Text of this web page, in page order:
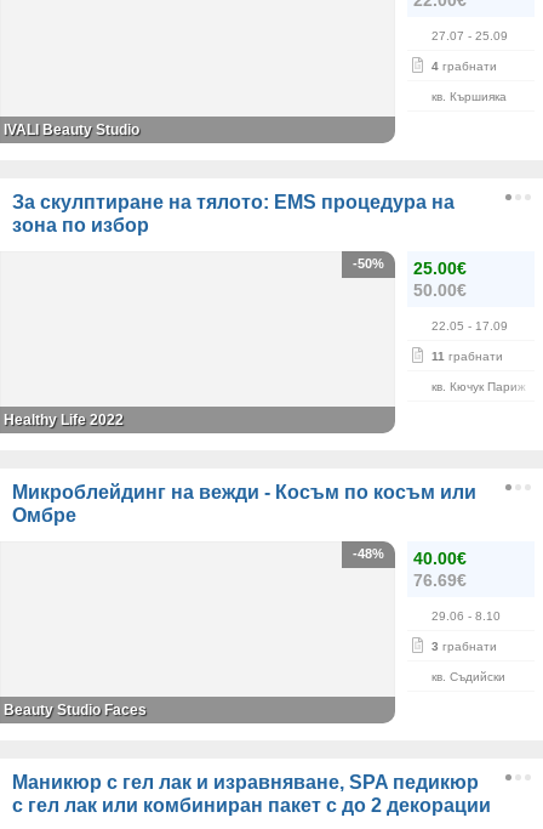
27.07 - 25.09
4 грабнати
кв. Кършияка
IVALI Beauty Studio
За скулптиране на тялото: EMS процедура на
зона по избор
25.00€
50.00€
22.05 - 17.09
11 грабнати
кв. Кючук Париж
-50%
Healthy Life 2022
Микроблейдинг на вежди - Косъм по косъм или
Омбре
40.00€
76.69€
29.06 - 8.10
3 грабнати
кв. Съдийски
-48%
Beauty Studio Faces
Маникюр с гел лак и изравняване, SPA педикюр
с гел лак или комбиниран пакет с до 2 декорации